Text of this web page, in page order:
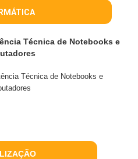
Técnica de Notebooks e
Técnica de Notebooks e